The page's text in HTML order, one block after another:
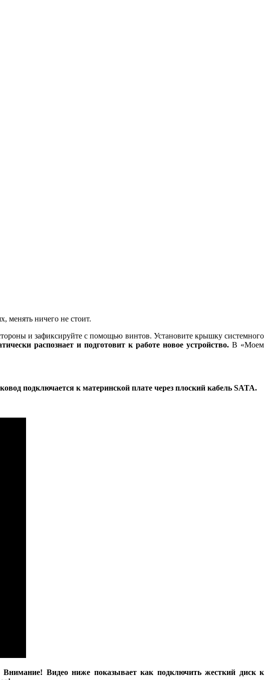
менять ничего не стоит.
и зафиксируйте с помощью винтов. Установите крышку системного
распознает и подготовит к работе новое устройство. В «Моем
подключается к материнской плате через плоский кабель SATA.
Внимание! Видео ниже показывает как подключить жесткий диск к